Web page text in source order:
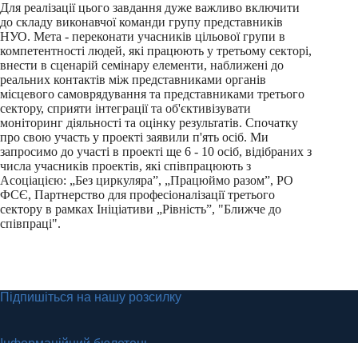
Для реалізації цього завдання дуже важливо включити
до складу виконавчої команди групу представників
НУО. Мета - переконати учасників цільової групи в
компетентності людей, які працюють у третьому секторі,
внести в сценарій семінару елементи, наближені до
реальних контактів між представниками органів
місцевого самоврядування та представниками третього
сектору, сприяти інтеграції та об'єктивізувати
моніторинг діяльності та оцінку результатів. Спочатку
про свою участь у проекті заявили п'ять осіб. Ми
запросимо до участі в проекті ще 6 - 10 осіб, відібраних з
числа учасників проектів, які співпрацюють з
Асоціацією: „Без циркуляра”, „Працюймо разом”, РО
ФСЄ, Партнерство для професіоналізації третього
сектору в рамках Ініціативи „Рівність”, "Ближче до
співпраці".
Підпишіться на нашу розсилку